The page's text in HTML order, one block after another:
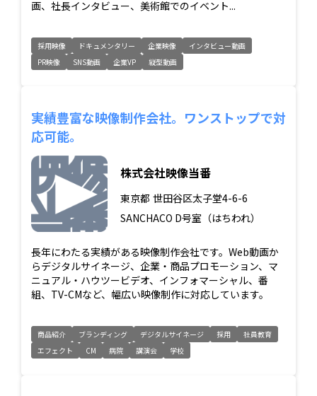
画、社長インタビュー、美術館でのイベント...
採用映像 ドキュメンタリー 企業映像
インタビュー動画
PR映像
SNS動画 企業VP 縦型動画
実績豊富な映像制作会社。ワンストップで対
応可能。
株式会社映像当番
東京都 世田谷区太子堂4-6-6
SANCHACO D号室（はちわれ）
長年にわたる実績がある映像制作会社です。Web動画か
らデジタルサイネージ、企業・商品プロモーション、マ
ニュアル・ハウツービデオ、インフォマーシャル、番
組、TV-CMなど、幅広い映像制作に対応しています。
商品紹介 ブランディング デジタルサイネージ 採用
社員教育
エフェクト
CM 病院 講演会 学校